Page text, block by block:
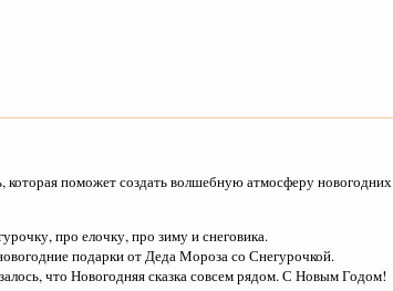
которая поможет создать волшебную атмосферу новогодних
про елочку, про зиму и снеговика.
подарки от Деда Мороза со Снегурочкой.
что Новогодняя сказка совсем рядом. С Новым Годом!